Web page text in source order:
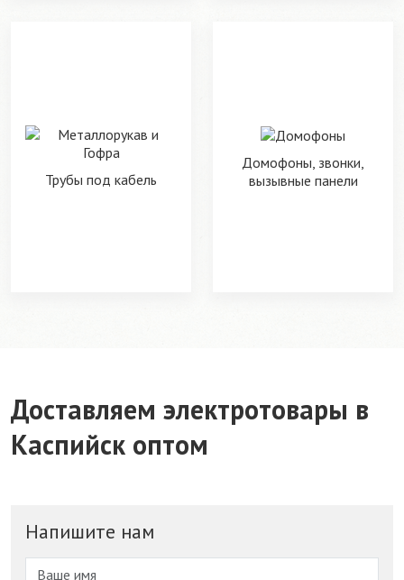
Трубы под кабель
Домофоны, звонки,
вызывные панели
Доставляем электротовары в
Каспийск оптом
Напишите нам